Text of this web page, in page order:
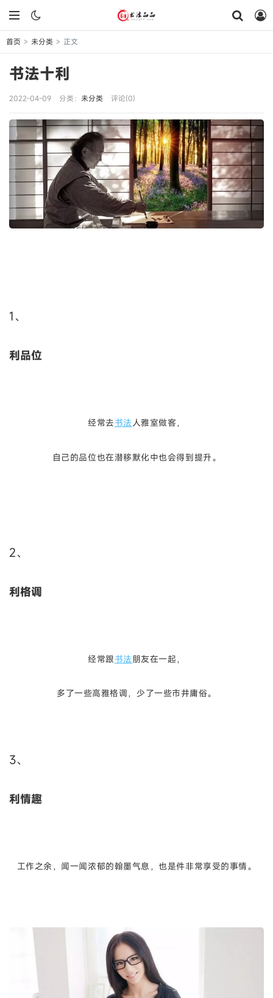
首页 > 未分类 > 正文
书法十利
2022-04-09 分类： 未分类 评论(0)
1、
利品位
经常去书法人雅室做客，
自己的品位也在潜移默化中也会得到提升。
2、
利格调
经常跟书法朋友在一起，
多了一些高雅格调，少了一些市井庸俗。
3、
利情趣
工作之余，闻一闻浓郁的翰墨气息，也是件非常享受的事情。